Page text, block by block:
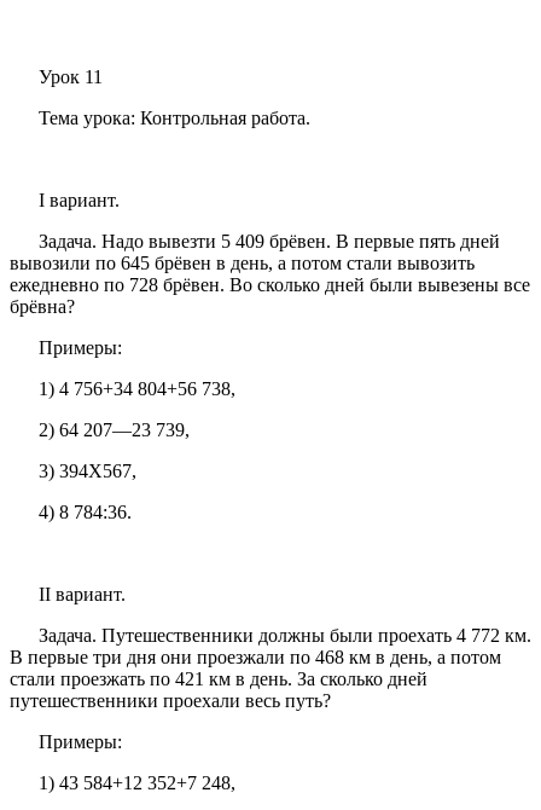
Урок 11
Тема урока: Контрольная работа.
I вариант.
Задача. Надо вывезти 5 409 брёвен. В первые пять дней
вывозили по 645 брёвен в день, а потом стали вывозить
ежедневно по 728 брёвен. Во сколько дней были вывезены все
брёвна?
Примеры:
1) 4 756+34 804+56 738,
2) 64 207—23 739,
3) 394X567,
4) 8 784:36.
II вариант.
Задача. Путешественники должны были проехать 4 772 км.
В первые три дня они проезжали по 468 км в день, а потом
стали проезжать по 421 км в день. За сколько дней
путешественники проехали весь путь?
Примеры:
1) 43 584+12 352+7 248,